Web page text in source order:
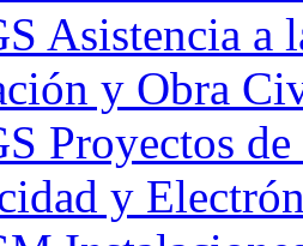
Asistencia a
y Obra
Proyectos
y